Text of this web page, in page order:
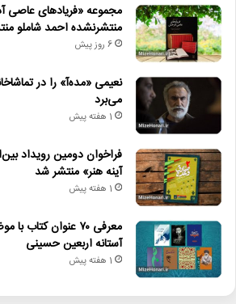
مجموعه «فریادهای عاصی
منتشرنشده احمد شاملو
6 روز پیش
نعیمی «مده‌آ» را در
می‌برد
1 هفته پیش
فراخوان دومین رویداد
آینه هنر» منتشر شد
1 هفته پیش
معرفی ۷۰ عنوان
آستانه اربعین حسینی
1 هفته پیش